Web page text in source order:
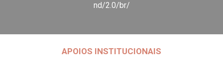
nd/2.0/br/
APOIOS INSTITUCIONAIS